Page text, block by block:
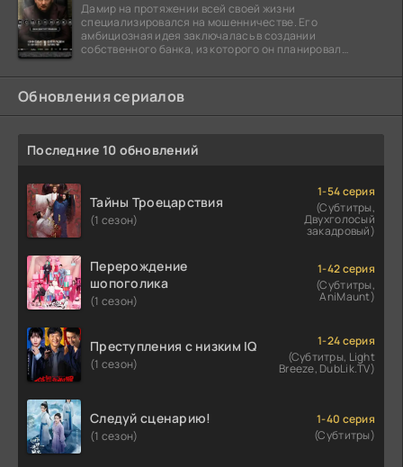
Дамир на протяжении всей своей жизни
специализировался на мошенничестве. Его
амбициозная идея заключалась в создании
собственного банка, из которого он планировал
Обновления сериалов
Последние 10 обновлений
Тайны Троецарствия
(1 сезон)
1-54 серия
(Субтитры,
Двухголосый
закадровый)
Перерождение
шопоголика
(1 сезон)
1-42 серия
(Субтитры,
AniMaunt)
Преступления с низким IQ
(1 сезон)
1-24 серия
(Субтитры, Light
Breeze, DubLik.TV)
Следуй сценарию!
(1 сезон)
1-40 серия
(Субтитры)